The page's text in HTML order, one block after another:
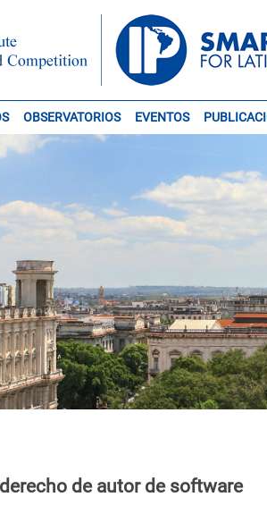
OBSERVATORIOS EVENTOS
de autor de software